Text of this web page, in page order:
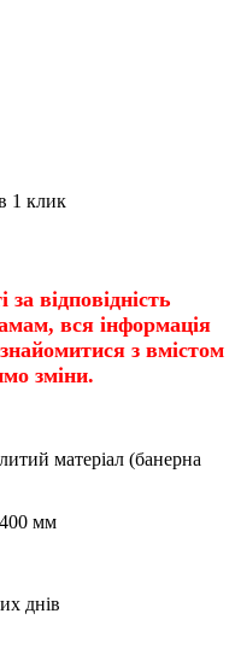
1 клик
відповідність
вся інформація
з вмістом
зміни.
матеріал (банерна
мм
днів